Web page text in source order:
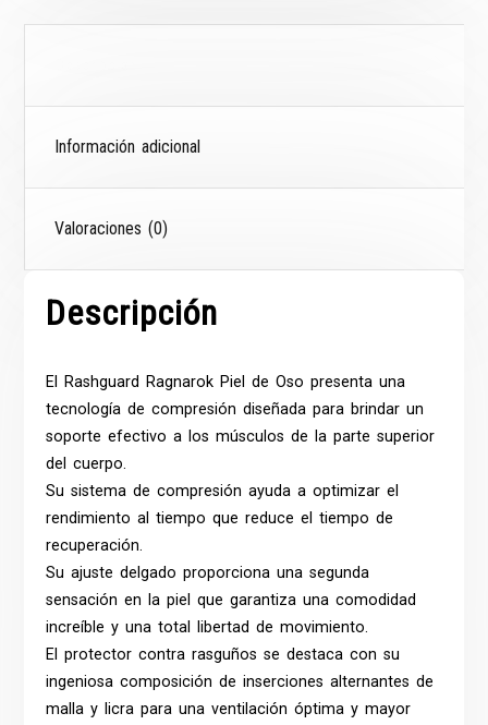
Información adicional
Valoraciones (0)
Descripción
El Rashguard Ragnarok Piel de Oso presenta una
tecnología de compresión diseñada para brindar un
soporte efectivo a los músculos de la parte superior
del cuerpo.
Su sistema de compresión ayuda a optimizar el
rendimiento al tiempo que reduce el tiempo de
recuperación.
Su ajuste delgado proporciona una segunda
sensación en la piel que garantiza una comodidad
increíble y una total libertad de movimiento.
El protector contra rasguños se destaca con su
ingeniosa composición de inserciones alternantes de
malla y licra para una ventilación óptima y mayor